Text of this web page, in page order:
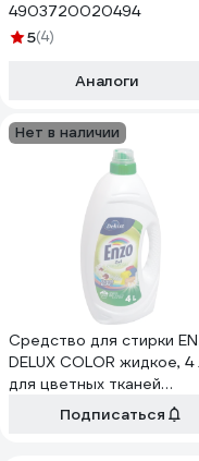
4903720020494
5(4)
Аналоги
Нет в наличии
Средство для стирки
DELUX COLOR жидкое, 4
для цветных тканей
БХ-12022Подписаться